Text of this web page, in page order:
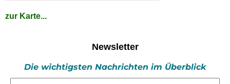
zur Karte...
Newsletter
Die wichtigsten Nachrichten im Überblick